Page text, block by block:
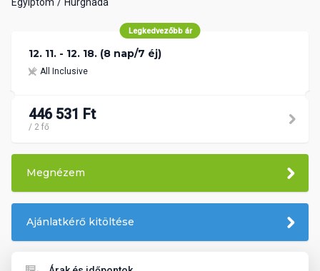
Egyiptom Hurghada
Legkedvezőbb ár
12. 11. - 12. 18. (8 nap/7 éj)
All Inclusive
446 531 Ft
/ 2 fő
Megnézem
Ajánlatkérő kitöltése